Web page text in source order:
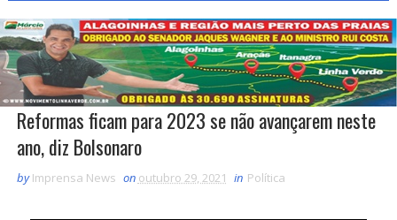
Reformas ficam para 2023 se não avançarem neste
ano, diz Bolsonaro
by Imprensa News on outubro 29, 2021 in Política